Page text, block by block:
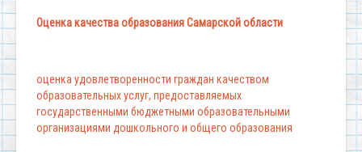
Оценка качества образования Самарской области
оценка удовлетворенности граждан качеством
образовательных услуг, предоставляемых
государственными бюджетными образовательными
организациями дошкольного и общего образования